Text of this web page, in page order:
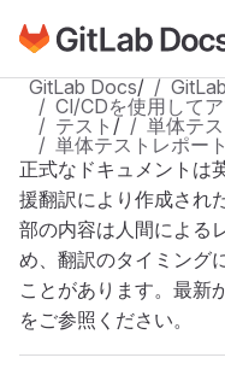
メインコンテンツにスキ
GitLabドキュメントの
GitLab Docs/
CI/CDを使用して
テスト / 単体テ
単体テストレポー
正式なドキュメントは
援翻訳により作成され
部の内容は人間による
め、翻訳のタイミング
ことがあります。最新
をご参照ください。